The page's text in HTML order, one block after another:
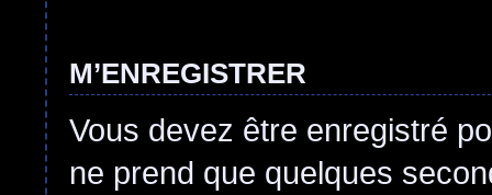
M’ENREGISTRER
Vous devez être enregistré
ne prend que quelques